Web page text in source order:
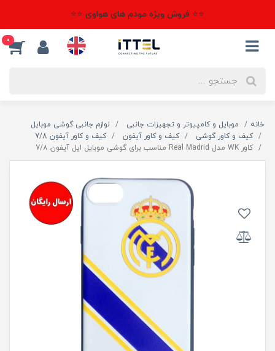
⭐⭐ فروش ویژه مودم های هواوی ⭐⭐
0
خانه موبایل و کامپیوتر و تجهیزات جانبی
لوازم جانبی گوشی موبایل
کیف و کاور گوشی
کیف و کاور آیفون
کیف و کاور آیفون 7/8
کاور WK مدل Real Madrid مناسب برای گوشی موبایل اپل آیفون 7/8